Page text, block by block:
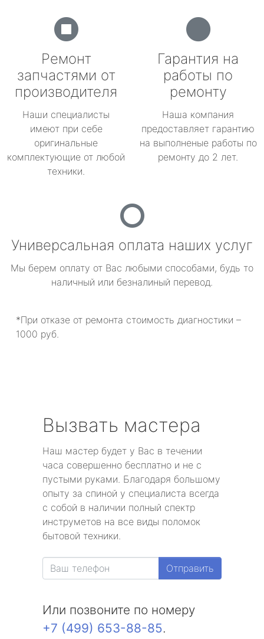
Ремонт
запчастями от
производителя
Наши специалисты
имеют при себе
оригинальные
комплектующие от любой
техники.
Гарантия на
работы по
ремонту
Наша компания
предоставляет гарантию
на выполненые работы по
ремонту до 2 лет.
Универсальная оплата наших услуг
Мы берем оплату от Вас любыми способами, будь то
наличный или безналиный перевод.
*При отказе от ремонта стоимость диагностики –
1000 руб.
Вызвать мастера
Наш мастер будет у Вас в течении
часа совершенно бесплатно и не с
пустыми руками. Благодаря большому
опыту за спиной у специалиста всегда
с собой в наличии полный спектр
инструметов на все виды поломок
бытовой техники.
Отправить
Или позвоните по номеру
+7 (499) 653-88-85.